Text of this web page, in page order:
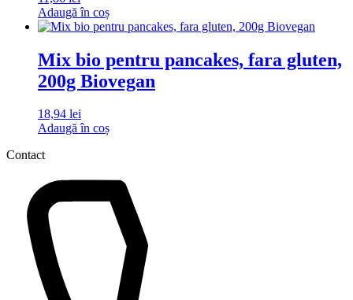
Adaugă în coș
Mix bio pentru pancakes, fara gluten,
200g Biovegan
18,94 lei
Adaugă în coș
Contact